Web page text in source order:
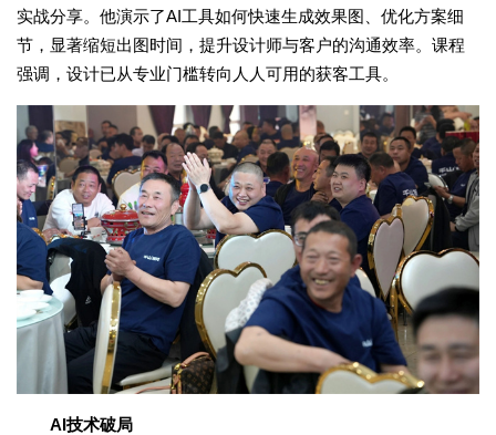
实战分享。他演示了AI工具如何快速生成效果图、优化方案细
节，显著缩短出图时间，提升设计师与客户的沟通效率。课程
强调，设计已从专业门槛转向人人可用的获客工具。
AI技术破局